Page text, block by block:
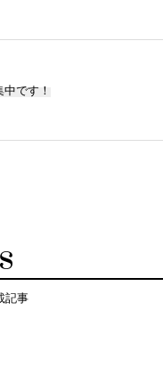
です！
記事